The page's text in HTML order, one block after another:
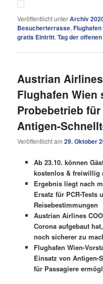
Veröffentlicht unterArchiv
Besucherterrasse,Flughafen
gratis Eintritt,Tag der
Austrian
Flughafen Wien
Probebetrieb für
Antigen-
Veröffentlicht am29. Oktober
Ab 23.10. können
kostenlos & freiwillig
Ergebnis liegt nach
Ersatz für PCR-Tests
Reisebestimmungen
Austrian Airlines
Corona aufgebaut
noch sicherer zu
Flughafen Wien-
Einsatz von Antigen-
für Passagiere